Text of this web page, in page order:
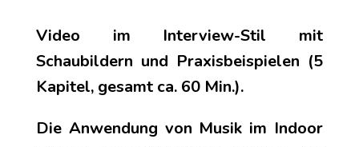
Video im Interview-Stil mit
Schaubildern und Praxisbeispielen (5
Kapitel, gesamt ca. 60 Min.).
Die Anwendung von Musik im Indoor